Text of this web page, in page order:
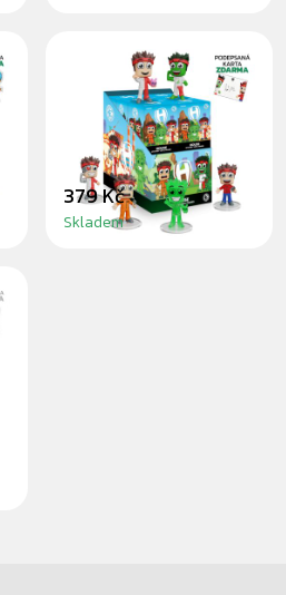
HOUSE MYSTERY
FIGURKA
379 Kč
Skladem